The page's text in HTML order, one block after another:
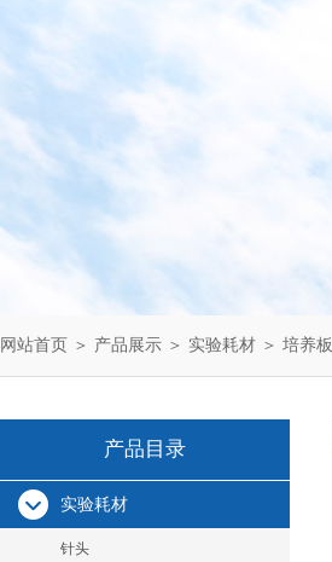
网站首页 ＞ 产品展示 ＞ 实验耗材 ＞ 培养板
产品目录
实验耗材
针头